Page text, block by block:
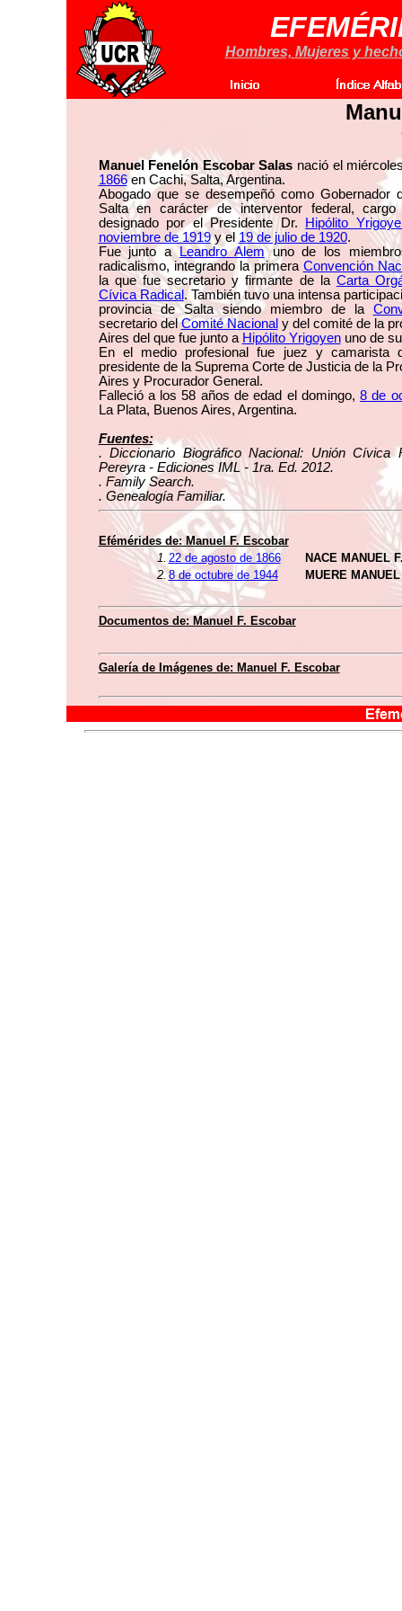
Hombres, Mujeres y
Manuel Fenelón Escobar Salas nació el
1866en Cachi, Salta, Argentina.
Abogado que se desempeñó como Gobernador
Salta en carácter de interventor federal,
designado por el Presidente Dr.
Hipólito
noviembre de 1919y el 19 de julio de 1920.
Fue junto aLeandro Alemuno de los
radicalismo, integrando la primera Convención
la que fue secretario y firmante de la Carta
Cívica Radical . También tuvo una intensa
provincia de Salta siendo miembro de la
secretario delComité Nacional y del comité de la
Aires del que fue junto a Hipólito Yrigoyenuno de
En el medio profesional fue juez y camarista
presidente de la Suprema Corte de Justicia de la
Aires y Procurador General.
Falleció a los 58 años de edad el domingo,8 de
La Plata, Buenos Aires, Argentina.
Fuentes:
. Diccionario Biográfico Nacional: Unión Cívica
Pereyra - Ediciones IML - 1ra. Ed. 2012.
. Family Search.
. Genealogía Familiar.
Efémérides de: Manuel F. Escobar
1. 22 de agosto de 1866
NACE MANUEL
2.8 de octubre de 1944 MUERE
Documentos de: Manuel F. Escobar
Galería de Imágenes de: Manuel F. Escobar